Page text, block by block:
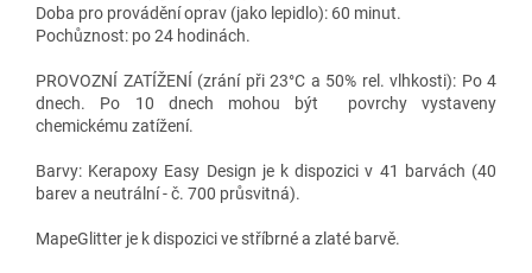
Doba pro provádění oprav (jako lepidlo): 60 minut.
Pochůznost: po 24 hodinách.
PROVOZNÍ ZATÍŽENÍ (zrání při 23°C a 50% rel. vlhkosti): Po 4
dnech. Po 10 dnech mohou být povrchy vystaveny
chemickému zatížení.
Barvy: Kerapoxy Easy Design je k dispozici v 41 barvách (40
barev a neutrální - č. 700 průsvitná).
MapeGlitter je k dispozici ve stříbrné a zlaté barvě.